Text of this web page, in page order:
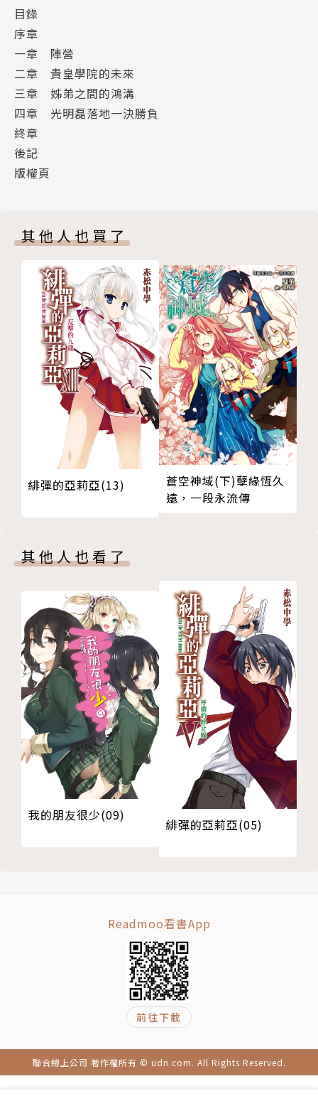
目錄
序章
一章 陣營
二章 貴皇學院的未來
三章 姊弟之間的鴻溝
四章 光明磊落地一決勝負
終章
後記
版權頁
其他人也買了
緋彈的亞莉亞(13)
蒼空神域(下)孽緣恆久
遠，一段永流傳
其他人也看了
我的朋友很少(09)
緋彈的亞莉亞(05)
Readmoo看書App
前往下載
聯合線上公司 著作權所有 © udn.com. All Rights Reserved.